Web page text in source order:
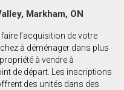
Markham, ON
l’acquisition de votre
à déménager dans plus
à vendre à
de départ. Les inscriptions
des unités dans des